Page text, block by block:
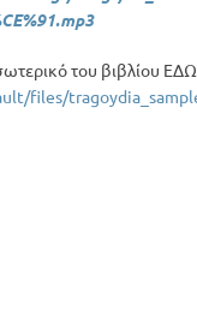
του βιβλίου
files/